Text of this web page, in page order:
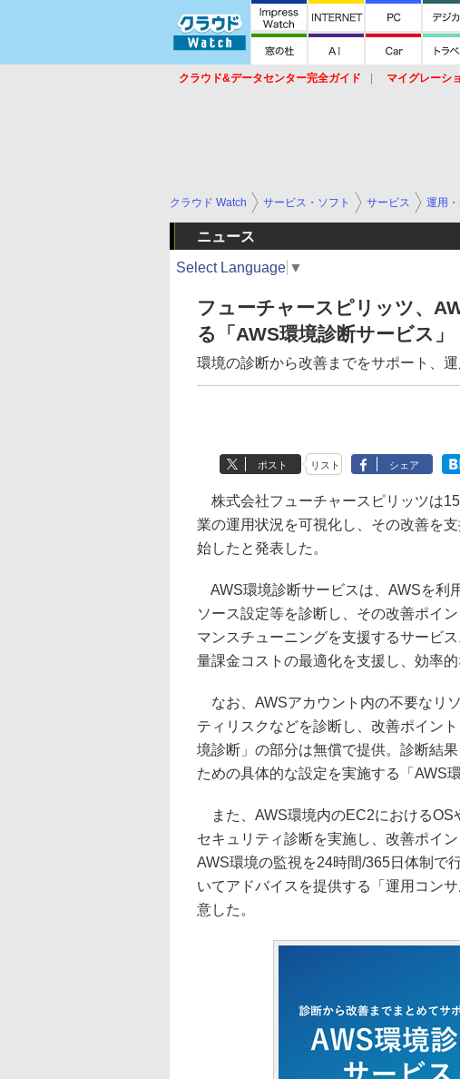
クラウド&データセンター完全ガイド マイグレーシ
クラウド Watch サービス・ソフト サービス 運用
ニュース
Select Language ▼
フューチャースピリッツ、
る「AWS環境診断サービス」
環境の診断から改善までをサポート、
ポスト リスト シェア
株式会社フューチャースピリッツは
業の運用状況を可視化し、その改善を
始したと発表した。
AWS環境診断サービスは、AWSを利
ソース設定等を診断し、その改善ポイ
マンスチューニングを支援するサービ
量課金コストの最適化を支援し、効率
なお、AWSアカウント内の不要なリ
ティリスクなどを診断し、改善ポイン
境診断」の部分は無償で提供。診断結
ための具体的な設定を実施する「AWS
また、AWS環境内のEC2におけるOS
セキュリティ診断を実施し、改善ポイ
AWS環境の監視を24時間/365日体制で
いてアドバイスを提供する「運用コン
意した。